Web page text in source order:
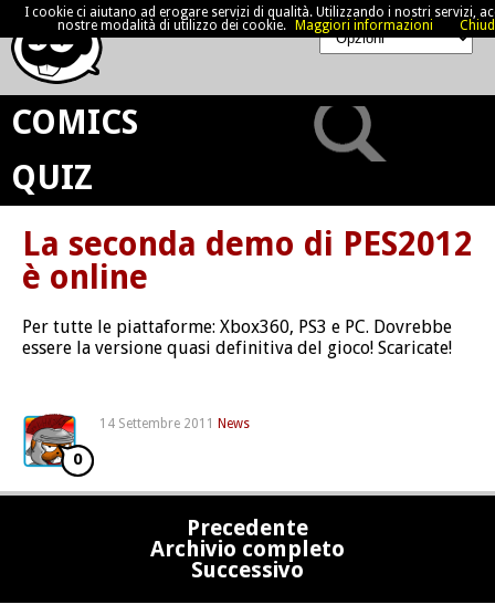
COMICS
QUIZ
La seconda demo di PES2012
è online
Per tutte le piattaforme: Xbox360, PS3 e PC. Dovrebbe
essere la versione quasi definitiva del gioco! Scaricate!
14 Settembre 2011 News
0
Precedente
Archivio completo
Successivo
I cookie ci aiutano ad erogare servizi di qualità. Utilizzando i nostri servizi,
nostre modalità di utilizzo dei cookie.
Maggiori informazioni